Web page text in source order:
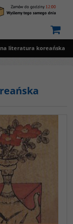
literatura koreańska